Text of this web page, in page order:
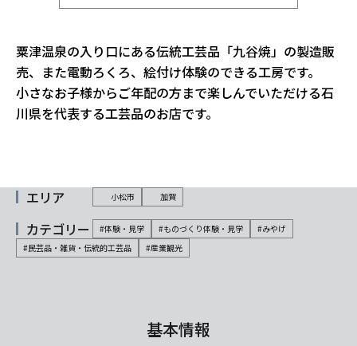
粟津温泉の入り口にある伝統工芸品「九谷焼」の製造販
売、また電動ろくろ、絵付け体験のできる工房です。
小さなお子様からご年配の方まで楽しんでいただける石
川県を代表する工芸品のお店です。
エリア 小松市 加賀
カテゴリー #体験・見学 #ものづくり体験・見学
#みやげ
#民芸品・雑貨・伝統的工芸品
#産業観光
基本情報